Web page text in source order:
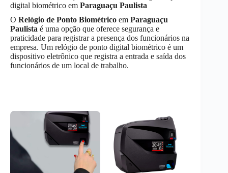
digital biométrico em Paraguaçu Paulista
O Relógio de Ponto Biométrico em Paraguaçu
Paulista é uma opção que oferece segurança e
praticidade para registrar a presença dos funcionários na
empresa. Um relógio de ponto digital biométrico é um
dispositivo eletrônico que registra a entrada e saída dos
funcionários de um local de trabalho.